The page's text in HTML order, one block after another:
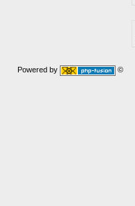
Powered by ©